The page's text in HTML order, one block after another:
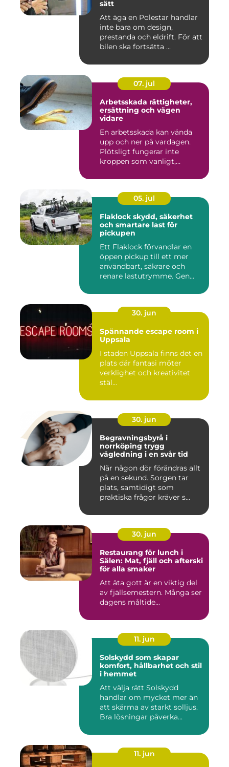
sätt
Att äga en Polestar handlar
inte bara om design,
prestanda och eldrift. För att
bilen ska fortsätta ...
07. jul
Arbetsskada rättigheter,
ersättning och vägen
vidare
En arbetsskada kan vända
upp och ner på vardagen.
Plötsligt fungerar inte
kroppen som vanligt,
05. jul
Flaklock skydd, säkerhet
och smartare last för
pickupen
Ett Flaklock förvandlar en
öppen pickup till ett mer
användbart, säkrare och
renare lastutrymme. Gen...
30. jun
Spännande escape room i
Uppsala
I staden Uppsala finns det en
plats där fantasi möter
verklighet och kreativitet
stäl...
30. jun
Begravningsbyrå i
norrköping trygg
vägledning i en svår tid
När någon dör förändras allt
på en sekund. Sorgen tar
plats, samtidigt som
praktiska frågor kräver s...
30. jun
Restaurang för lunch i
Sälen: Mat, fjäll och afterski
för alla smaker
Att äta gott är en viktig del
av fjällsemestern. Många ser
dagens måltide...
11. jun
Solskydd som skapar
komfort, hållbarhet och stil
i hemmet
Att välja rätt Solskydd
handlar om mycket mer än
att skärma av starkt solljus.
Bra lösningar påverka...
11. jun